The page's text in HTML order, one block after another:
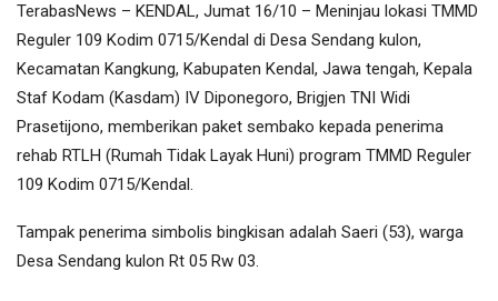
TerabasNews – KENDAL, Jumat 16/10 – Meninjau lokasi TMMD
Reguler 109 Kodim 0715/Kendal di Desa Sendang kulon,
Kecamatan Kangkung, Kabupaten Kendal, Jawa tengah, Kepala
Staf Kodam (Kasdam) IV Diponegoro, Brigjen TNI Widi
Prasetijono, memberikan paket sembako kepada penerima
rehab RTLH (Rumah Tidak Layak Huni) program TMMD Reguler
109 Kodim 0715/Kendal.
Tampak penerima simbolis bingkisan adalah Saeri (53), warga
Desa Sendang kulon Rt 05 Rw 03.